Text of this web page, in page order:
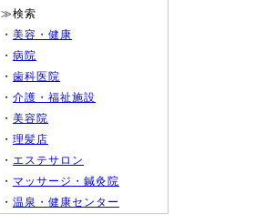
≫検索
・ 美容・健康
・ 病院
・ 歯科医院
・ 介護・福祉施設
・ 美容院
・ 理髪店
・ エステサロン
・ マッサージ・鍼灸院
・ 温泉・健康センター